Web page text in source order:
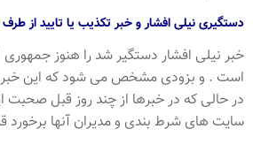
دستگیری نیلی افشار و خبر تکذیب یا تایید از
خبر نیلی افشار دستگیر شد را هنوز جمهوری
است . و بزودی مشخص می شود که این خبر
در حالی که در خبرها از چند روز قبل صحبت
سایت های شرط بندی و مدیران آنها برخورد